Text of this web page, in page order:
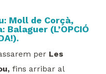
Moll de Corçà,
(L’OPCIÓ
per Les
fins arribar al